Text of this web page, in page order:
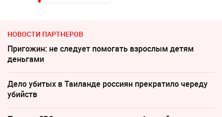
НОВОСТИ ПАРТНЕРОВ
Пригожин: не следует помогать взрослым детям
деньгами
Дело убитых в Таиланде россиян прекратило череду
убийств